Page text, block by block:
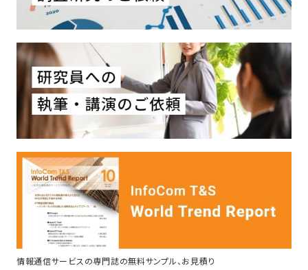
情報通信サービスの専門誌の無料サンプル、お見積り